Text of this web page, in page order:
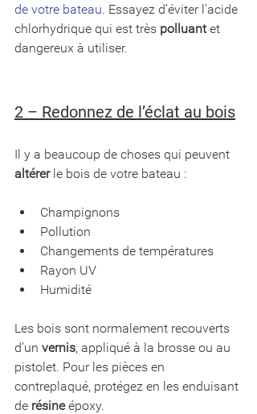
de votre bateau. Essayez d’éviter l'acide
chlorhydrique qui est très polluant et
dangereux à utiliser.
2 – Redonnez de l’éclat au bois
Il y a beaucoup de choses qui peuvent
altérer le bois de votre bateau :
Champignons
Pollution
Changements de températures
Rayon UV
Humidité
Les bois sont normalement recouverts
d’un vernis, appliqué à la brosse ou au
pistolet. Pour les pièces en
contreplaqué, protégez en les enduisant
de résine époxy.